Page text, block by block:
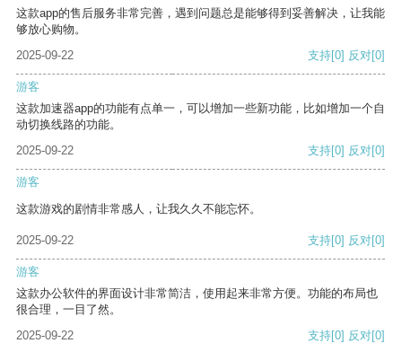
这款app的售后服务非常完善，遇到问题总是能够得到妥善解决，让我能
够放心购物。
2025-09-22
支持[0] 反对[0]
游客
这款加速器app的功能有点单一，可以增加一些新功能，比如增加一个自
动切换线路的功能。
2025-09-22
支持[0] 反对[0]
游客
这款游戏的剧情非常感人，让我久久不能忘怀。
2025-09-22 支持[0] 反对[0]
游客
这款办公软件的界面设计非常简洁，使用起来非常方便。功能的布局也
很合理，一目了然。
2025-09-22
支持[0] 反对[0]